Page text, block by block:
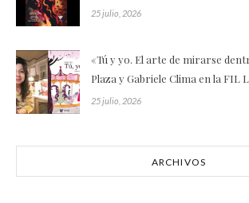
25 julio, 2026
«Tú y yo. El arte de mirarse
Plaza y Gabriele Clima en la FIL
25 julio, 2026
ARCHIVOS